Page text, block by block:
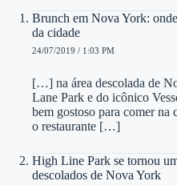
Brunch em Nova York:
da cidade
24/07/2019 / 1:03 PM
[…] na área descolada de
Lane Park e do icônico
bem gostoso para comer na
o restaurante […]
High Line Park se tornou
descolados de Nova York